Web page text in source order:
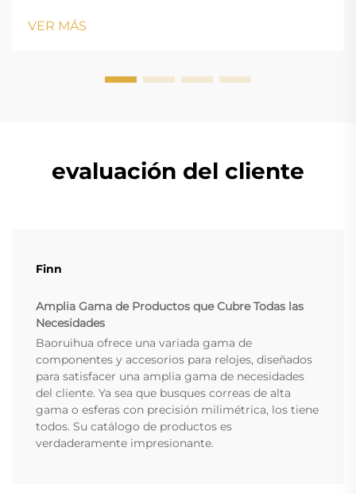
margin-bottom: 18px; font-size: 20px !important; font-
w...
VER MÁS
evaluación del cliente
Finn
Amplia Gama de Productos que Cubre Todas las
Necesidades
Baoruihua ofrece una variada gama de
componentes y accesorios para relojes, diseñados
para satisfacer una amplia gama de necesidades
del cliente. Ya sea que busques correas de alta
gama o esferas con precisión milimétrica, los tiene
todos. Su catálogo de productos es
verdaderamente impresionante.